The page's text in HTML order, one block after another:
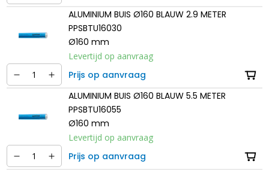
ALUMINIUM BUIS Ø160 BLAUW 2.9 METER
PPSBTU16030
Ø160 mm
Levertijd op aanvraag
Prijs op aanvraag
ALUMINIUM BUIS Ø160 BLAUW 5.5 METER
PPSBTU16055
Ø160 mm
Levertijd op aanvraag
Prijs op aanvraag